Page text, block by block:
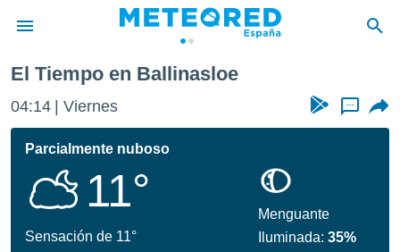
de
por
se
calidad.
a este
las
El Tiempo en Ballinasloe
04:14 Viernes ...
Parcialmente nuboso
11°
Sensación de 11°
Menguante
Iluminada:35%